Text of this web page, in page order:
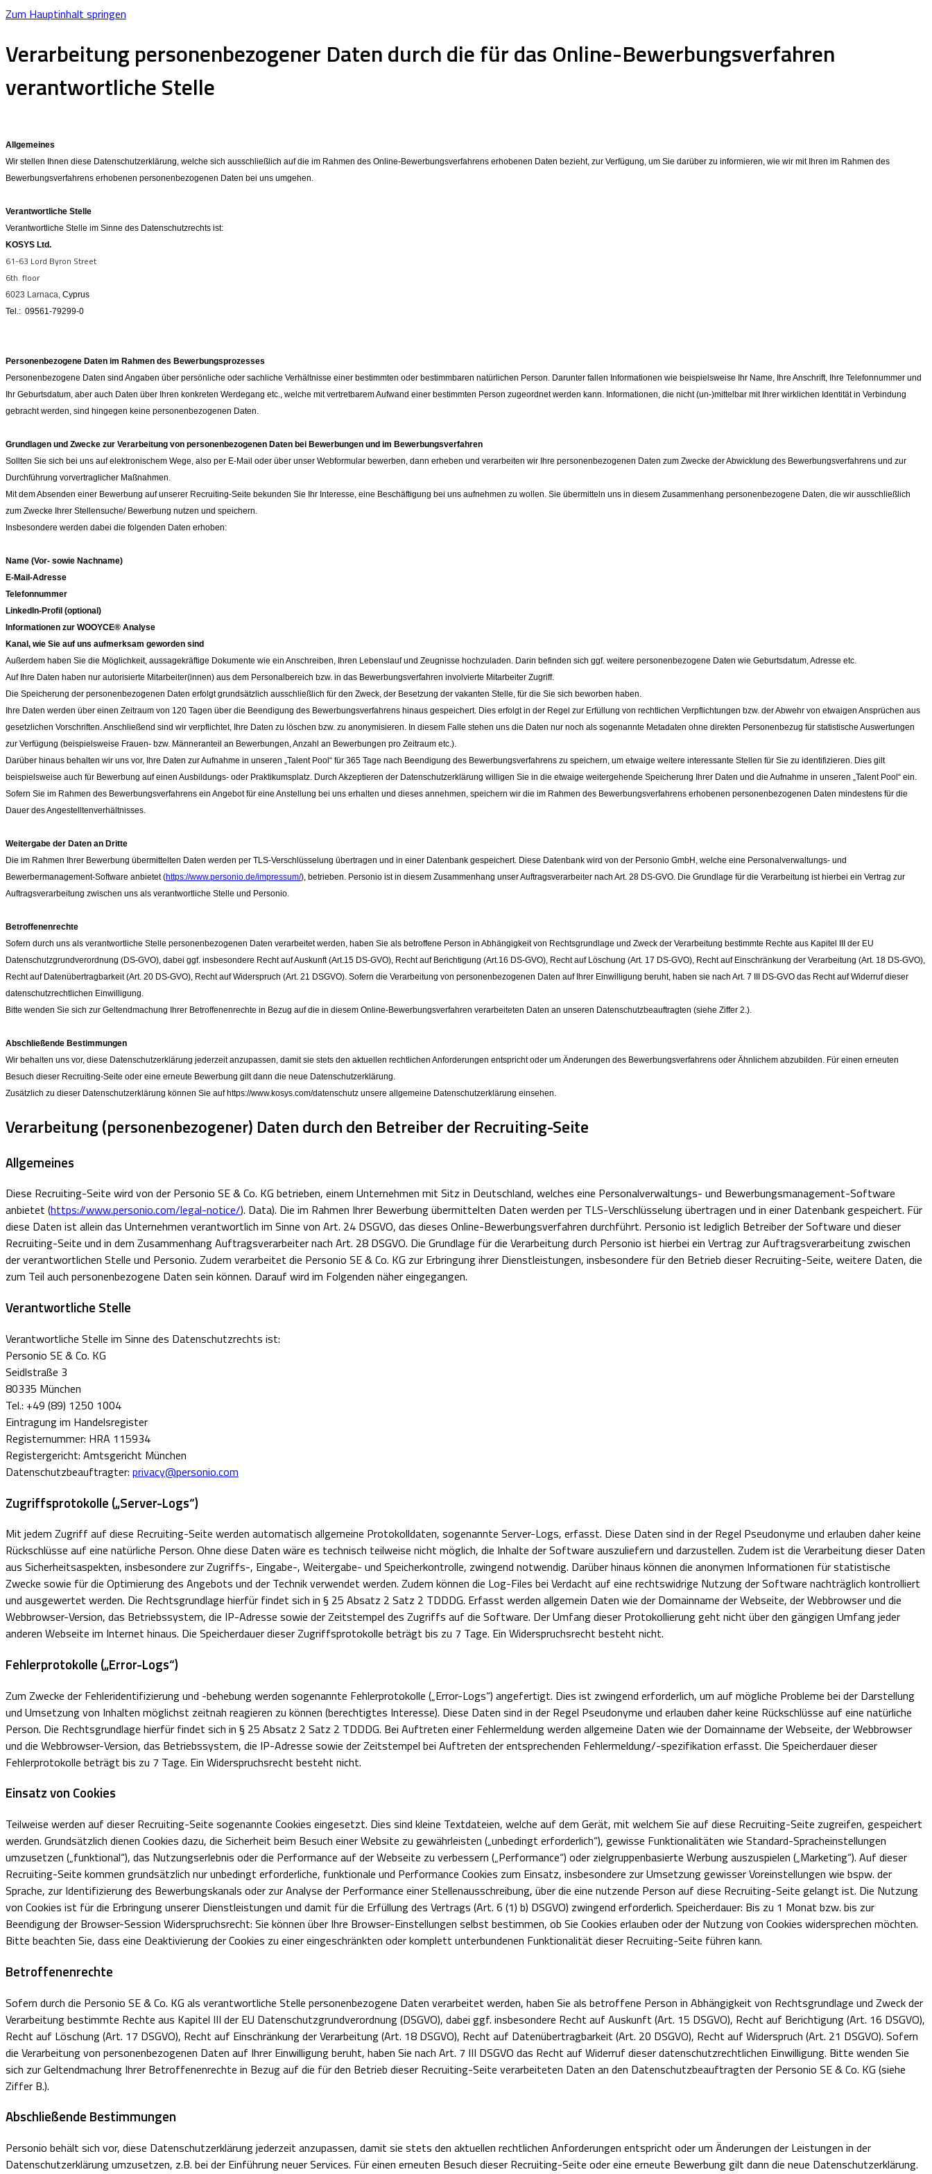
Zum Hauptinhalt springen
Verarbeitung personenbezogener Daten durch die für das Online-Bewerbungsverfahren
verantwortliche Stelle
Allgemeines
Wir stellen Ihnen diese Datenschutzerklärung, welche sich ausschließlich auf die im Rahmen des Online-Bewerbungsverfahrens erhobenen Daten bezieht, zur Verfügung, um Sie darüber zu informieren, wie wir mit Ihren im Rahmen des
Bewerbungsverfahrens erhobenen personenbezogenen Daten bei uns umgehen.
Verantwortliche Stelle
Verantwortliche Stelle im Sinne des Datenschutzrechts ist:
KOSYS Ltd.
61-63 Lord Byron Street
6th. floor
6023 Larnaca, Cyprus
Tel.: 09561-79299-0
Personenbezogene Daten im Rahmen des Bewerbungsprozesses
Personenbezogene Daten sind Angaben über persönliche oder sachliche Verhältnisse einer bestimmten oder bestimmbaren natürlichen Person. Darunter fallen Informationen wie beispielsweise Ihr Name, Ihre Anschrift, Ihre Telefonnummer und
Ihr Geburtsdatum, aber auch Daten über Ihren konkreten Werdegang etc., welche mit vertretbarem Aufwand einer bestimmten Person zugeordnet werden kann. Informationen, die nicht (un-)mittelbar mit Ihrer wirklichen Identität in Verbindung
gebracht werden, sind hingegen keine personenbezogenen Daten.
Grundlagen und Zwecke zur Verarbeitung von personenbezogenen Daten bei Bewerbungen und im Bewerbungsverfahren
Sollten Sie sich bei uns auf elektronischem Wege, also per E-Mail oder über unser Webformular bewerben, dann erheben und verarbeiten wir Ihre personenbezogenen Daten zum Zwecke der Abwicklung des Bewerbungsverfahrens und zur
Durchführung vorvertraglicher Maßnahmen.
Mit dem Absenden einer Bewerbung auf unserer Recruiting-Seite bekunden Sie Ihr Interesse, eine Beschäftigung bei uns aufnehmen zu wollen. Sie übermitteln uns in diesem Zusammenhang personenbezogene Daten, die wir ausschließlich
zum Zwecke Ihrer Stellensuche/ Bewerbung nutzen und speichern.
Insbesondere werden dabei die folgenden Daten erhoben:
Name (Vor- sowie Nachname)
E-Mail-Adresse
Telefonnummer
LinkedIn-Profil (optional)
Informationen zur WOOYCE® Analyse
Kanal, wie Sie auf uns aufmerksam geworden sind
Außerdem haben Sie die Möglichkeit, aussagekräftige Dokumente wie ein Anschreiben, Ihren Lebenslauf und Zeugnisse hochzuladen. Darin befinden sich ggf. weitere personenbezogene Daten wie Geburtsdatum, Adresse etc.
Auf Ihre Daten haben nur autorisierte Mitarbeiter(innen) aus dem Personalbereich bzw. in das Bewerbungsverfahren involvierte Mitarbeiter Zugriff.
Die Speicherung der personenbezogenen Daten erfolgt grundsätzlich ausschließlich für den Zweck, der Besetzung der vakanten Stelle, für die Sie sich beworben haben.
Ihre Daten werden über einen Zeitraum von 120 Tagen über die Beendigung des Bewerbungsverfahrens hinaus gespeichert. Dies erfolgt in der Regel zur Erfüllung von rechtlichen Verpflichtungen bzw. der Abwehr von etwaigen Ansprüchen aus
gesetzlichen Vorschriften. Anschließend sind wir verpflichtet, Ihre Daten zu löschen bzw. zu anonymisieren. In diesem Falle stehen uns die Daten nur noch als sogenannte Metadaten ohne direkten Personenbezug für statistische Auswertungen
zur Verfügung (beispielsweise Frauen- bzw. Männeranteil an Bewerbungen, Anzahl an Bewerbungen pro Zeitraum etc.).
Darüber hinaus behalten wir uns vor, Ihre Daten zur Aufnahme in unseren „Talent Pool“ für 365 Tage nach Beendigung des Bewerbungsverfahrens zu speichern, um etwaige weitere interessante Stellen für Sie zu identifizieren. Dies gilt
beispielsweise auch für Bewerbung auf einen Ausbildungs- oder Praktikumsplatz. Durch Akzeptieren der Datenschutzerklärung willigen Sie in die etwaige weitergehende Speicherung Ihrer Daten und die Aufnahme in unseren „Talent Pool“ ein.
Sofern Sie im Rahmen des Bewerbungsverfahrens ein Angebot für eine Anstellung bei uns erhalten und dieses annehmen, speichern wir die im Rahmen des Bewerbungsverfahrens erhobenen personenbezogenen Daten mindestens für die
Dauer des Angestelltenverhältnisses.
Weitergabe der Daten an Dritte
Die im Rahmen Ihrer Bewerbung übermittelten Daten werden per TLS-Verschlüsselung übertragen und in einer Datenbank gespeichert. Diese Datenbank wird von der Personio GmbH, welche eine Personalverwaltungs- und
Bewerbermanagement-Software anbietet (https://www.personio.de/impressum/), betrieben. Personio ist in diesem Zusammenhang unser Auftragsverarbeiter nach Art. 28 DS-GVO. Die Grundlage für die Verarbeitung ist hierbei ein Vertrag zur
Auftragsverarbeitung zwischen uns als verantwortliche Stelle und Personio.
Betroffenenrechte
Sofern durch uns als verantwortliche Stelle personenbezogenen Daten verarbeitet werden, haben Sie als betroffene Person in Abhängigkeit von Rechtsgrundlage und Zweck der Verarbeitung bestimmte Rechte aus Kapitel III der EU
Datenschutzgrundverordnung (DS-GVO), dabei ggf. insbesondere Recht auf Auskunft (Art.15 DS-GVO), Recht auf Berichtigung (Art.16 DS-GVO), Recht auf Löschung (Art. 17 DS-GVO), Recht auf Einschränkung der Verarbeitung (Art. 18 DS-GVO),
Recht auf Datenübertragbarkeit (Art. 20 DS-GVO), Recht auf Widerspruch (Art. 21 DSGVO). Sofern die Verarbeitung von personenbezogenen Daten auf Ihrer Einwilligung beruht, haben sie nach Art. 7 III DS-GVO das Recht auf Widerruf dieser
datenschutzrechtlichen Einwilligung.
Bitte wenden Sie sich zur Geltendmachung Ihrer Betroffenenrechte in Bezug auf die in diesem Online-Bewerbungsverfahren verarbeiteten Daten an unseren Datenschutzbeauftragten (siehe Ziffer 2.).
Abschließende Bestimmungen
Wir behalten uns vor, diese Datenschutzerklärung jederzeit anzupassen, damit sie stets den aktuellen rechtlichen Anforderungen entspricht oder um Änderungen des Bewerbungsverfahrens oder Ähnlichem abzubilden. Für einen erneuten
Besuch dieser Recruiting-Seite oder eine erneute Bewerbung gilt dann die neue Datenschutzerklärung.
Zusätzlich zu dieser Datenschutzerklärung können Sie auf https://www.kosys.com/datenschutz unsere allgemeine Datenschutzerklärung einsehen.
Verarbeitung (personenbezogener) Daten durch den Betreiber der Recruiting-Seite
Allgemeines
Diese Recruiting-Seite wird von der Personio SE & Co. KG betrieben, einem Unternehmen mit Sitz in Deutschland, welches eine Personalverwaltungs- und Bewerbungsmanagement-Software
anbietet (https://www.personio.com/legal-notice/). Data). Die im Rahmen Ihrer Bewerbung übermittelten Daten werden per TLS-Verschlüsselung übertragen und in einer Datenbank gespeichert. Für
diese Daten ist allein das Unternehmen verantwortlich im Sinne von Art. 24 DSGVO, das dieses Online-Bewerbungsverfahren durchführt. Personio ist lediglich Betreiber der Software und dieser
Recruiting-Seite und in dem Zusammenhang Auftragsverarbeiter nach Art. 28 DSGVO. Die Grundlage für die Verarbeitung durch Personio ist hierbei ein Vertrag zur Auftragsverarbeitung zwischen
der verantwortlichen Stelle und Personio. Zudem verarbeitet die Personio SE & Co. KG zur Erbringung ihrer Dienstleistungen, insbesondere für den Betrieb dieser Recruiting-Seite, weitere Daten, die
zum Teil auch personenbezogene Daten sein können. Darauf wird im Folgenden näher eingegangen.
Verantwortliche Stelle
Verantwortliche Stelle im Sinne des Datenschutzrechts ist:
Personio SE & Co. KG
Seidlstraße 3
80335 München
Tel.: +49 (89) 1250 1004
Eintragung im Handelsregister
Registernummer: HRA 115934
Registergericht: Amtsgericht München
Datenschutzbeauftragter: privacy@personio.com
Zugriffsprotokolle („Server-Logs“)
Mit jedem Zugriff auf diese Recruiting-Seite werden automatisch allgemeine Protokolldaten, sogenannte Server-Logs, erfasst. Diese Daten sind in der Regel Pseudonyme und erlauben daher keine
Rückschlüsse auf eine natürliche Person. Ohne diese Daten wäre es technisch teilweise nicht möglich, die Inhalte der Software auszuliefern und darzustellen. Zudem ist die Verarbeitung dieser Daten
aus Sicherheitsaspekten, insbesondere zur Zugriffs-, Eingabe-, Weitergabe- und Speicherkontrolle, zwingend notwendig. Darüber hinaus können die anonymen Informationen für statistische
Zwecke sowie für die Optimierung des Angebots und der Technik verwendet werden. Zudem können die Log-Files bei Verdacht auf eine rechtswidrige Nutzung der Software nachträglich kontrolliert
und ausgewertet werden. Die Rechtsgrundlage hierfür findet sich in § 25 Absatz 2 Satz 2 TDDDG. Erfasst werden allgemein Daten wie der Domainname der Webseite, der Webbrowser und die
Webbrowser-Version, das Betriebssystem, die IP-Adresse sowie der Zeitstempel des Zugriffs auf die Software. Der Umfang dieser Protokollierung geht nicht über den gängigen Umfang jeder
anderen Webseite im Internet hinaus. Die Speicherdauer dieser Zugriffsprotokolle beträgt bis zu 7 Tage. Ein Widerspruchsrecht besteht nicht.
Fehlerprotokolle („Error-Logs“)
Zum Zwecke der Fehleridentifizierung und -behebung werden sogenannte Fehlerprotokolle („Error-Logs“) angefertigt. Dies ist zwingend erforderlich, um auf mögliche Probleme bei der Darstellung
und Umsetzung von Inhalten möglichst zeitnah reagieren zu können (berechtigtes Interesse). Diese Daten sind in der Regel Pseudonyme und erlauben daher keine Rückschlüsse auf eine natürliche
Person. Die Rechtsgrundlage hierfür findet sich in § 25 Absatz 2 Satz 2 TDDDG. Bei Auftreten einer Fehlermeldung werden allgemeine Daten wie der Domainname der Webseite, der Webbrowser
und die Webbrowser-Version, das Betriebssystem, die IP-Adresse sowie der Zeitstempel bei Auftreten der entsprechenden Fehlermeldung/-spezifikation erfasst. Die Speicherdauer dieser
Fehlerprotokolle beträgt bis zu 7 Tage. Ein Widerspruchsrecht besteht nicht.
Einsatz von Cookies
Teilweise werden auf dieser Recruiting-Seite sogenannte Cookies eingesetzt. Dies sind kleine Textdateien, welche auf dem Gerät, mit welchem Sie auf diese Recruiting-Seite zugreifen, gespeichert
werden. Grundsätzlich dienen Cookies dazu, die Sicherheit beim Besuch einer Website zu gewährleisten („unbedingt erforderlich“), gewisse Funktionalitäten wie Standard-Spracheinstellungen
umzusetzen („funktional“), das Nutzungserlebnis oder die Performance auf der Webseite zu verbessern („Performance“) oder zielgruppenbasierte Werbung auszuspielen („Marketing“). Auf dieser
Recruiting-Seite kommen grundsätzlich nur unbedingt erforderliche, funktionale und Performance Cookies zum Einsatz, insbesondere zur Umsetzung gewisser Voreinstellungen wie bspw. der
Sprache, zur Identifizierung des Bewerbungskanals oder zur Analyse der Performance einer Stellenausschreibung, über die eine nutzende Person auf diese Recruiting-Seite gelangt ist. Die Nutzung
von Cookies ist für die Erbringung unserer Dienstleistungen und damit für die Erfüllung des Vertrags (Art. 6 (1) b) DSGVO) zwingend erforderlich. Speicherdauer: Bis zu 1 Monat bzw. bis zur
Beendigung der Browser-Session Widerspruchsrecht: Sie können über Ihre Browser-Einstellungen selbst bestimmen, ob Sie Cookies erlauben oder der Nutzung von Cookies widersprechen möchten.
Bitte beachten Sie, dass eine Deaktivierung der Cookies zu einer eingeschränkten oder komplett unterbundenen Funktionalität dieser Recruiting-Seite führen kann.
Betroffenenrechte
Sofern durch die Personio SE & Co. KG als verantwortliche Stelle personenbezogene Daten verarbeitet werden, haben Sie als betroffene Person in Abhängigkeit von Rechtsgrundlage und Zweck der
Verarbeitung bestimmte Rechte aus Kapitel III der EU Datenschutzgrundverordnung (DSGVO), dabei ggf. insbesondere Recht auf Auskunft (Art. 15 DSGVO), Recht auf Berichtigung (Art. 16 DSGVO),
Recht auf Löschung (Art. 17 DSGVO), Recht auf Einschränkung der Verarbeitung (Art. 18 DSGVO), Recht auf Datenübertragbarkeit (Art. 20 DSGVO), Recht auf Widerspruch (Art. 21 DSGVO). Sofern
die Verarbeitung von personenbezogenen Daten auf Ihrer Einwilligung beruht, haben Sie nach Art. 7 III DSGVO das Recht auf Widerruf dieser datenschutzrechtlichen Einwilligung. Bitte wenden Sie
sich zur Geltendmachung Ihrer Betroffenenrechte in Bezug auf die für den Betrieb dieser Recruiting-Seite verarbeiteten Daten an den Datenschutzbeauftragten der Personio SE & Co. KG (siehe
Ziffer B.).
Abschließende Bestimmungen
Personio behält sich vor, diese Datenschutzerklärung jederzeit anzupassen, damit sie stets den aktuellen rechtlichen Anforderungen entspricht oder um Änderungen der Leistungen in der
Datenschutzerklärung umzusetzen, z.B. bei der Einführung neuer Services. Für einen erneuten Besuch dieser Recruiting-Seite oder eine erneute Bewerbung gilt dann die neue Datenschutzerklärung.